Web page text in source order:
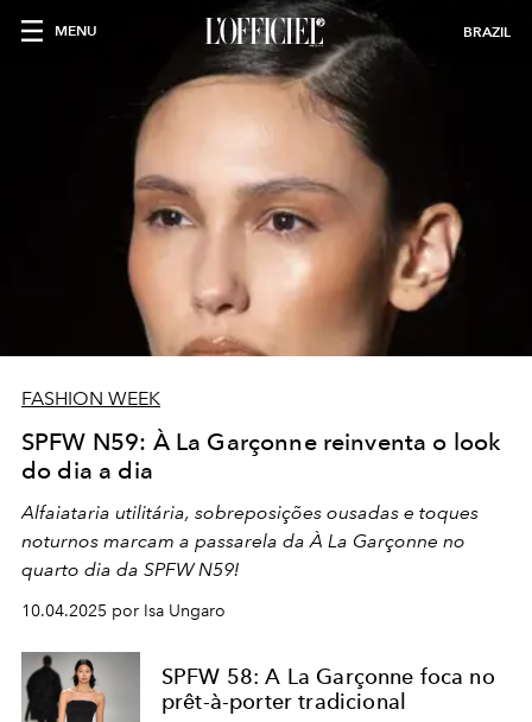
MENU BRAZIL
FASHION WEEK
SPFW N59: À La Garçonne reinventa o look
do dia a dia
Alfaiataria utilitária, sobreposições ousadas e toques
noturnos marcam a passarela da À La Garçonne no
quarto dia da SPFW N59!
10.04.2025 por Isa Ungaro
SPFW 58: A La Garçonne foca no
prêt-à-porter tradicional